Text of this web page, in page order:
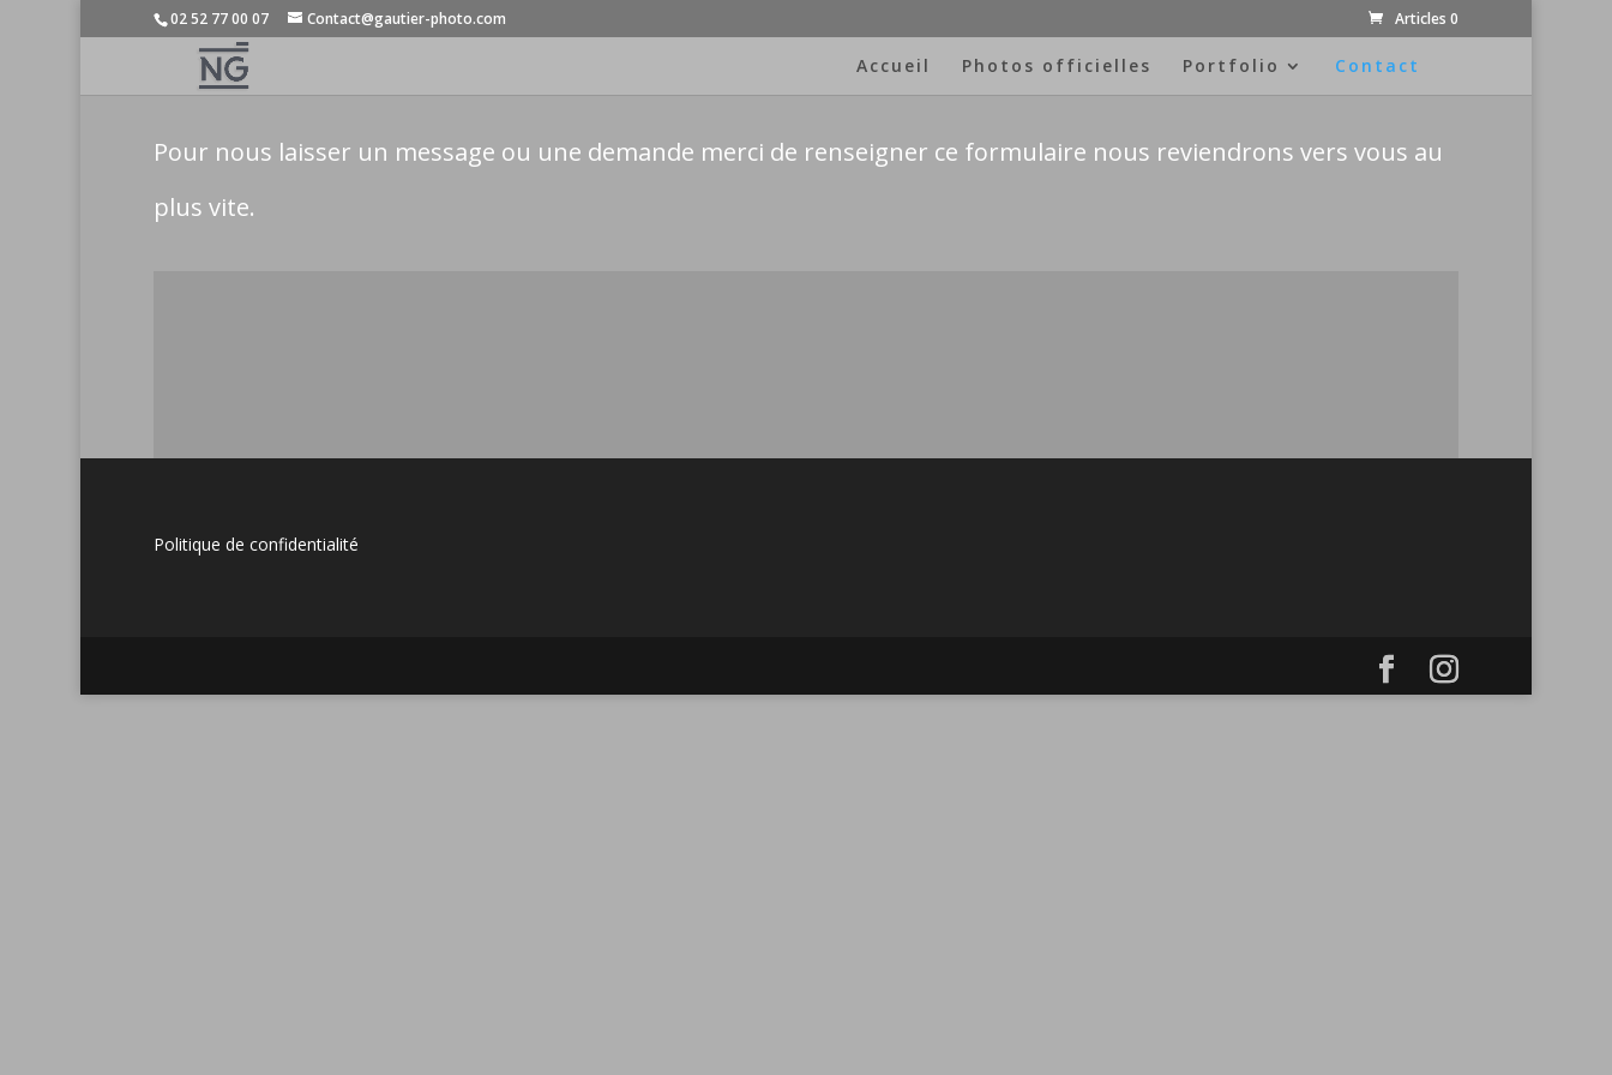
02 52 77 00 07 Contact@gautier-photo.com Articles 0
Accueil Photos officielles Portfolio Contact
Pour nous laisser un message ou une demande merci de renseigner ce formulaire nous reviendrons vers vous au
plus vite.
Politique de confidentialité